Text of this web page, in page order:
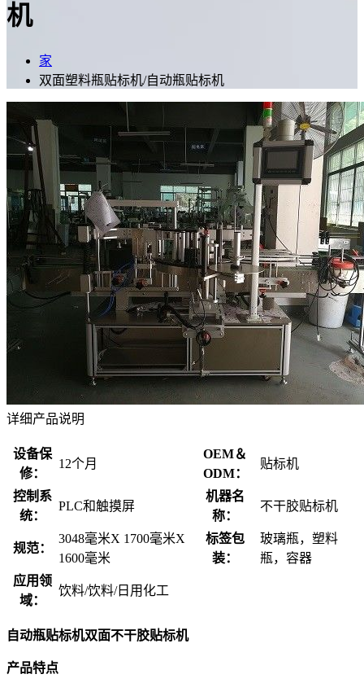
机
家
双面塑料瓶贴标机/自动瓶贴标机
详细产品说明
设备保
修：
12个月
OEM＆
ODM：
贴标机
控制系
统：
PLC和触摸屏
机器名
称：
不干胶贴标机
规范：
3048毫米X 1700毫米X
1600毫米
标签包
装：
玻璃瓶，塑料
瓶，容器
应用领
域：
饮料/饮料/日用化工
自动瓶贴标机双面不干胶贴标机
产品特点